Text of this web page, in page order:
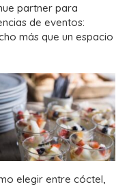
partner para
de eventos:
más que un espacio
elegir entre cóctel,